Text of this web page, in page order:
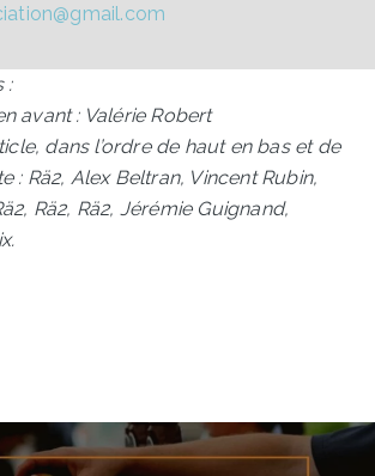
:
avant : Valérie Robert
dans l’ordre de haut en bas et de
: Rä2, Alex Beltran, Vincent Rubin,
Rä2, Rä2, Jérémie Guignand,